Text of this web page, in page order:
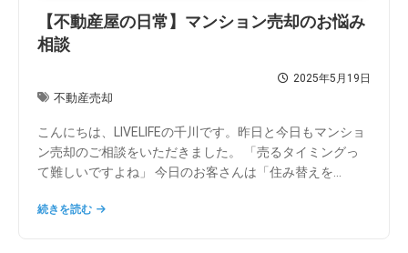
【不動産屋の日常】マンション売却のお悩み
相談
2025年5月19日
不動産売却
こんにちは、LIVELIFEの千川です。昨日と今日もマンショ
ン売却のご相談をいただきました。 「売るタイミングっ
て難しいですよね」 今日のお客さんは「住み替えを...
続きを読む